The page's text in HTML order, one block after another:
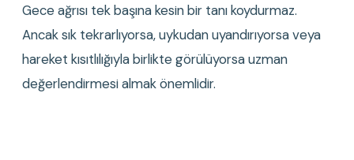
Gece ağrısı tek başına kesin bir tanı koydurmaz.
Ancak sık tekrarlıyorsa, uykudan uyandırıyorsa veya
hareket kısıtlılığıyla birlikte görülüyorsa uzman
değerlendirmesi almak önemlidir.